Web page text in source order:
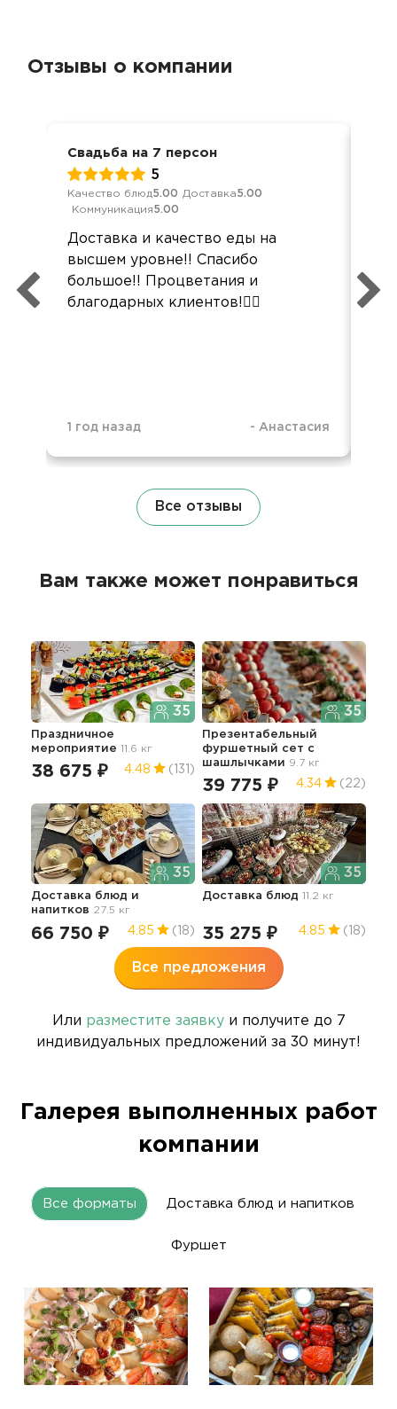
Отзывы о компании
Свадьба на 7 персон
5
Качество блюд5.00 Доставка5.00
Коммуникация5.00
Доставка и качество еды на
высшем уровне!! Спасибо
большое!! Процветания и
благодарных клиентов!❤️‍🔥
1 год назад - Анастасия
Все отзывы
Вам также может понравиться
35
Праздничное
мероприятие 11.6 кг
38 675 ₽ 4.48 (131)
35
Презентабельный
фуршетный сет с
шашлычками 9.7 кг
39 775 ₽ 4.34 (22)
35
Доставка блюд и
напитков 27.5 кг
66 750 ₽ 4.85 (18)
35
Доставка блюд 11.2 кг
35 275 ₽ 4.85 (18)
Все предложения
Или разместите заявкуи получите до 7
индивидуальных предложений за 30 минут!
Галерея выполненных работ
компании
Все форматы Доставка блюд и напитков
Фуршет